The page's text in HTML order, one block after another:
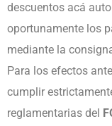
descuentos acá
oportunamente los
mediante la
Para los efectos
cumplir
reglamentarias del